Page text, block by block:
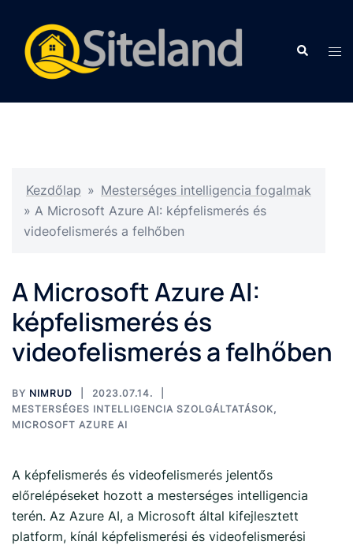
Kezdőlap » Mesterséges intelligencia fogalmak
» A Microsoft Azure AI: képfelismerés és
videofelismerés a felhőben
A Microsoft Azure AI:
képfelismerés és
videofelismerés a felhőben
BY NIMRUD
2023.07.14.
MESTERSÉGES INTELLIGENCIA SZOLGÁLTATÁSOK,
MICROSOFT AZURE AI
A képfelismerés és videofelismerés jelentős
előrelépéseket hozott a mesterséges intelligencia
terén. Az Azure AI, a Microsoft által kifejlesztett
platform, kínál képfelismerési és videofelismerési